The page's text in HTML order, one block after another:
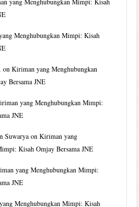
Menghubungkan Mimpi: Kisah
onKiriman yang Menghubungkan
Bersama JNE
yang Menghubungkan Mimpi:
JNE
Suwarya onKiriman yang
Kisah Omjay Bersama JNE
yang Menghubungkan Mimpi:
JNE
Menghubungkan Mimpi: Kisah